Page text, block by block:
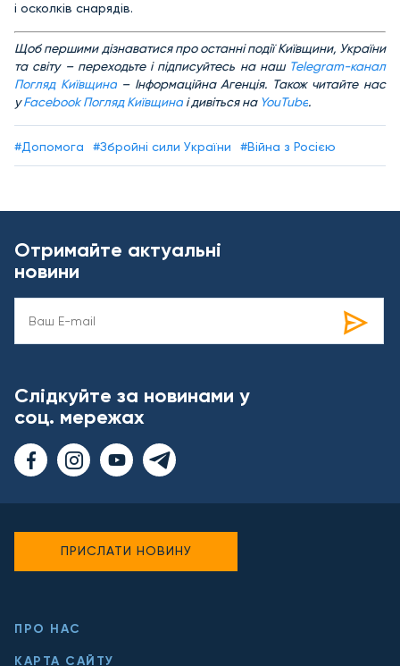
і осколків снарядів.
Щоб першими дізнаватися про останні події Київщини, України
та світу – переходьте і підписуйтесь на наш Telegram-канал
Погляд Київщина– Інформаційна Агенція. Також читайте нас
уFacebook Погляд Київщина і дивіться на YouTube.
#Допомога #Збройні сили України #Війна з Росією
Отримайте актуальні
новини
Слідкуйте за новинами у
соц. мережах
ПРО НАС
КАРТА САЙТУ
ПРИСЛАТИ НОВИНУ